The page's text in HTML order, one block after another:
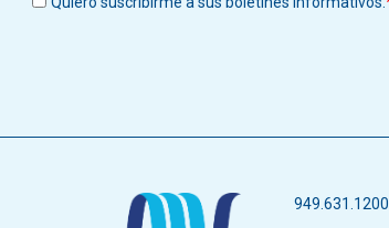
949.631.1200